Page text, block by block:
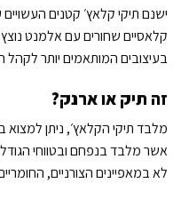
ישנם תיקי קלאץ׳ קטנים העשויים
קלאסיים שחורים עם אלמנט נוצץ,
בעיצובים המותאמים יותר לקהל
זה תיק או ארנק?
מלבד תיקי הקלאץ׳, ניתן למצוא
אשר מלבד בנפחם ובטווחי
לא במאפיינים הצורניים,